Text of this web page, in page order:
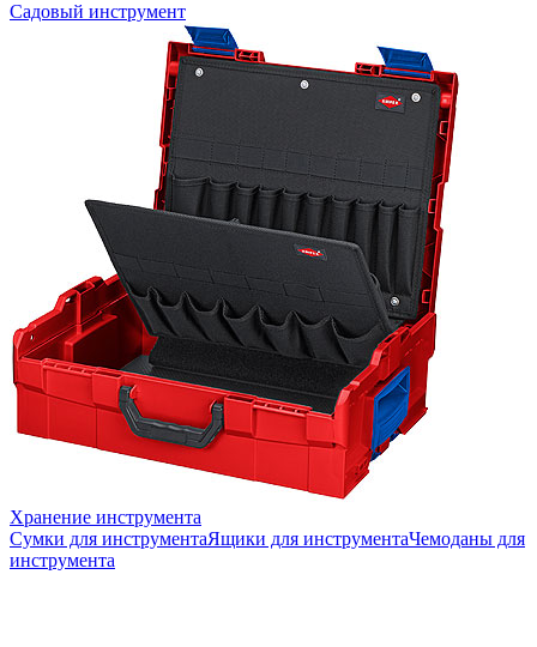
Садовый инструмент
Хранение инструмента
Сумки для инструментаЯщики для инструментаЧемоданы для
инструмента